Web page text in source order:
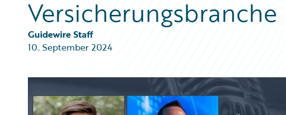
Partner Perspective
Technology
Versicherungsbranche
Guidewire Staff
10. September 2024